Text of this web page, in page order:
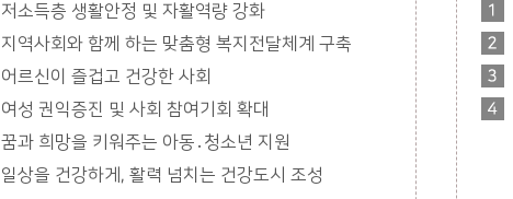
저소득층 생활안정 및 자활역량 강화
지역사회와 함께 하는 맞춤형 복지전달체계 구축
어르신이 즐겁고 건강한 사회
여성 권익증진 및 사회 참여기회 확대
꿈과 희망을 키워주는 아동․청소년 지원
일상을 건강하게, 활력 넘치는 건강도시 조성